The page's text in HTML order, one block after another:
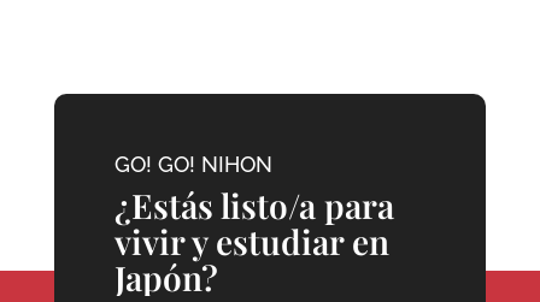
GO! GO! NIHON
¿Estás listo/a para
vivir y estudiar en
Japón?